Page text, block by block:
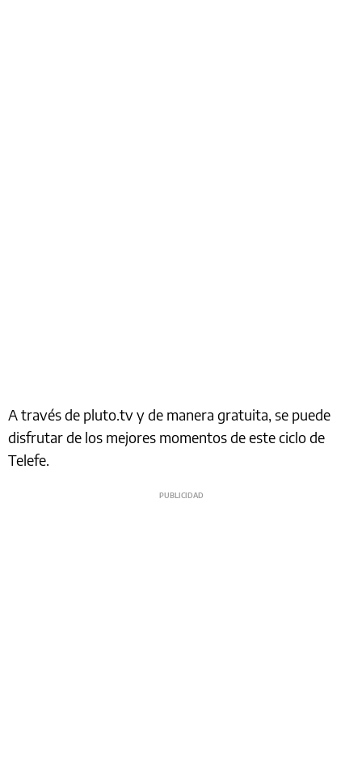
A través de pluto.tv y de manera gratuita, se puede
disfrutar de los mejores momentos de este ciclo de
Telefe.